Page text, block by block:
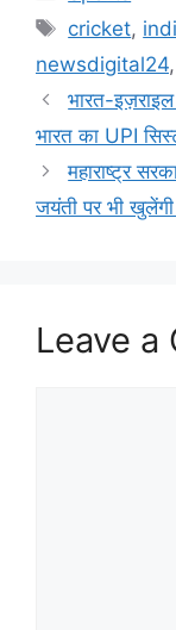
Tags
cricket,
newsdigital24,
भारत-
भारत का UPI
महाराष्ट्र
जयंती पर भी
Leave a